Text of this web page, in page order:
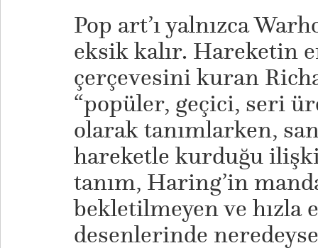
Pop art’ı yalnızca
eksik kalır. Hareketin
çerçevesini kuran
“popüler, geçici, seri
olarak tanımlarken,
hareketle kurduğu
tanım, Haring’in
bekletilmeyen ve hızla
desenlerinde